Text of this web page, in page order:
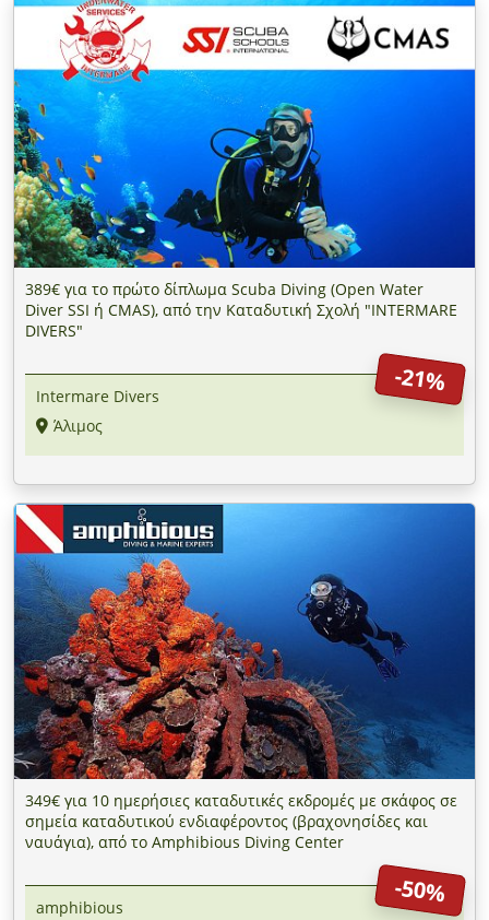
389€ για το πρώτο δίπλωμα Scuba Diving (Open Water
Diver SSI ή CMAS), από την Καταδυτική Σχολή "INTERMARE
DIVERS"
-21%
Intermare Divers
Άλιμος
349€ για 10 ημερήσιες καταδυτικές εκδρομές με σκάφος σε
σημεία καταδυτικού ενδιαφέροντος (βραχονησίδες και
ναυάγια), από το Amphibious Diving Center
-50%
amphibious